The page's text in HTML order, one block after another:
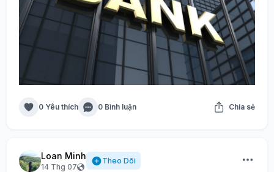
0 Yêu thích 0 Bình luận Chia sẻ
Loan Minh
14 Thg 07
Theo Dõi